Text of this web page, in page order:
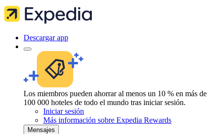
Descargar app
Los miembros pueden ahorrar al menos un 10 % en más de
100 000 hoteles de todo el mundo tras iniciar sesión.
Iniciar sesión
Más información sobre Expedia Rewards
Mensajes